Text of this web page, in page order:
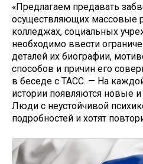
«Предлагаем предавать
осуществляющих массовые
колледжах, социальных
необходимо ввести
деталей их биографии,
способов и причин его
в беседе с ТАСС. — На
истории появляются новые
Люди с неустойчивой
подробностей и хотят